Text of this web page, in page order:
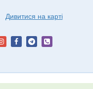
Дивитися на карті